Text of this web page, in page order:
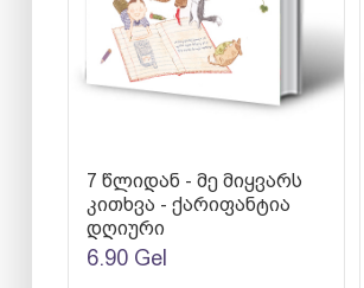
7 წლიდან - მე მიყვარს
კითხვა - ქარიფანტია
დღიური
6.90 Gel